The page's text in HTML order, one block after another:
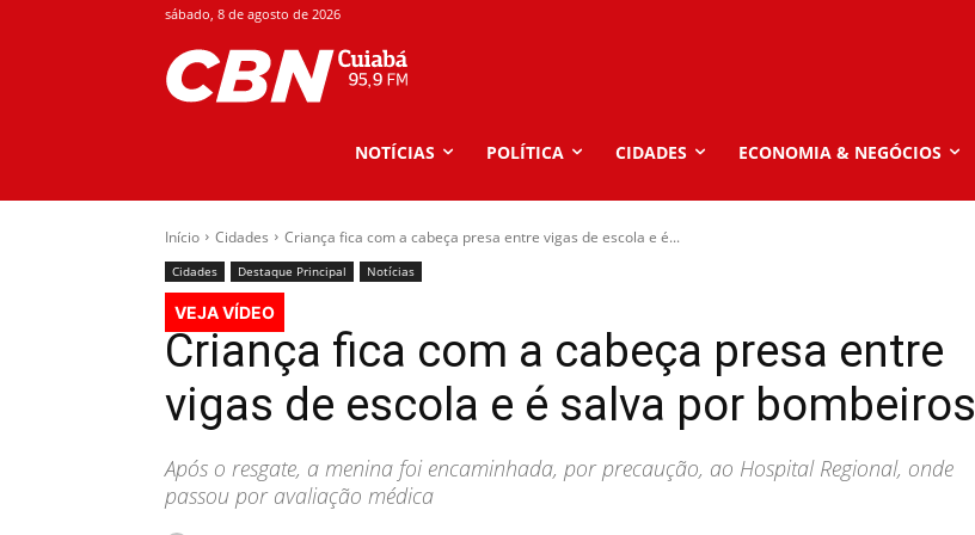
sábado, 8 de agosto de 2026
NOTÍCIAS POLÍTICA CIDADES ECONOMIA & NEGÓCIOS
Início Cidades Criança fica com a cabeça presa entre vigas de escola e é...
Cidades Destaque Principal Notícias
VEJA VÍDEO
Criança fica com a cabeça presa entre
vigas de escola e é salva por bombeiros
Após o resgate, a menina foi encaminhada, por precaução, ao Hospital Regional, onde
passou por avaliação médica